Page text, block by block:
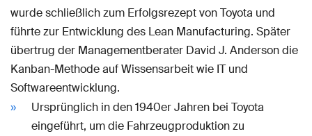
wurde schließlich zum Erfolgsrezept von Toyota und
führte zur Entwicklung des Lean Manufacturing. Später
übertrug der Managementberater David J. Anderson die
Kanban-Methode auf Wissensarbeit wie IT und
Softwareentwicklung.
Ursprünglich in den 1940er Jahren bei Toyota
eingeführt, um die Fahrzeugproduktion zu